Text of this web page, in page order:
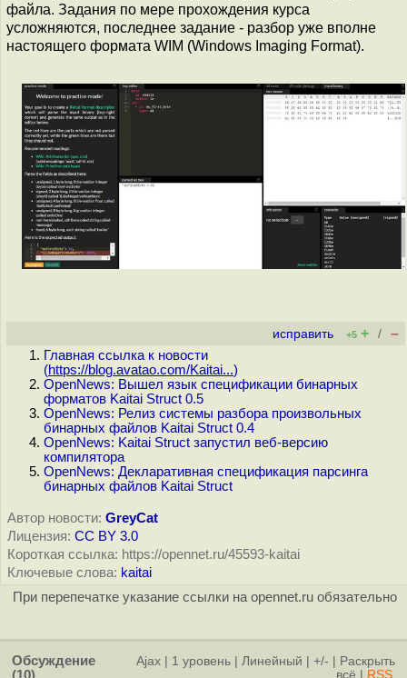
файла. Задания по мере прохождения курса
усложняются, последнее задание - разбор уже вполне
настоящего формата WIM (Windows Imaging Format).
исправить +5 + / –
Главная ссылка к новости
(https://blog.avatao.com/Kaitai...)
OpenNews: Вышел язык спецификации бинарных
форматов Kaitai Struct 0.5
OpenNews: Релиз системы разбора произвольных
бинарных файлов Kaitai Struct 0.4
OpenNews: Kaitai Struct запустил веб-версию
компилятора
OpenNews: Декларативная спецификация парсинга
бинарных файлов Kaitai Struct
Автор новости: GreyCat
Лицензия: CC BY 3.0
Короткая ссылка: https://opennet.ru/45593-kaitai
Ключевые слова: kaitai
При перепечатке указание ссылки на opennet.ru обязательно
Обсуждение
Ajax 1 уровень Линейный +/-
Раскрыть
всё
RSS